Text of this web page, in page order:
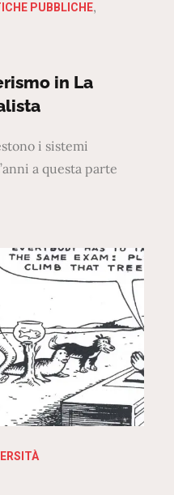
PUBBLICHE
in La
i sistemi
a questa parte